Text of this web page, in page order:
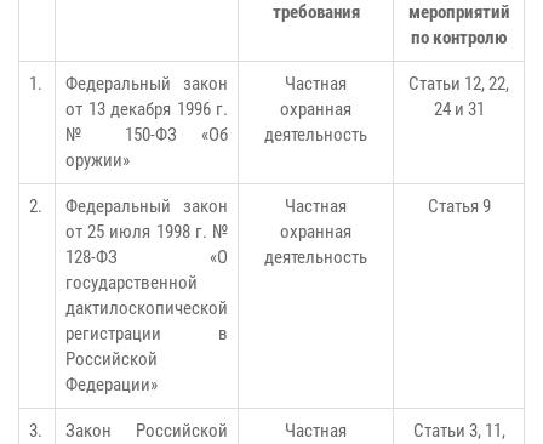
требования
мероприятий
по контролю
1.
Федеральный закон
от 13 декабря 1996 г.
№ 150-ФЗ «Об
оружии»
Частная
охранная
деятельность
Статьи 12, 22,
24 и 31
2.
Федеральный закон
от 25 июля 1998 г. №
128-ФЗ «О
государственной
дактилоскопической
регистрации в
Российской
Федерации»
Частная
охранная
деятельность
Статья 9
3.
Закон Российской
Частная
Статьи 3, 11,